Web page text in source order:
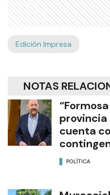
Edición Impresa
NOTAS
provincia
cuenta
POLÍTICA